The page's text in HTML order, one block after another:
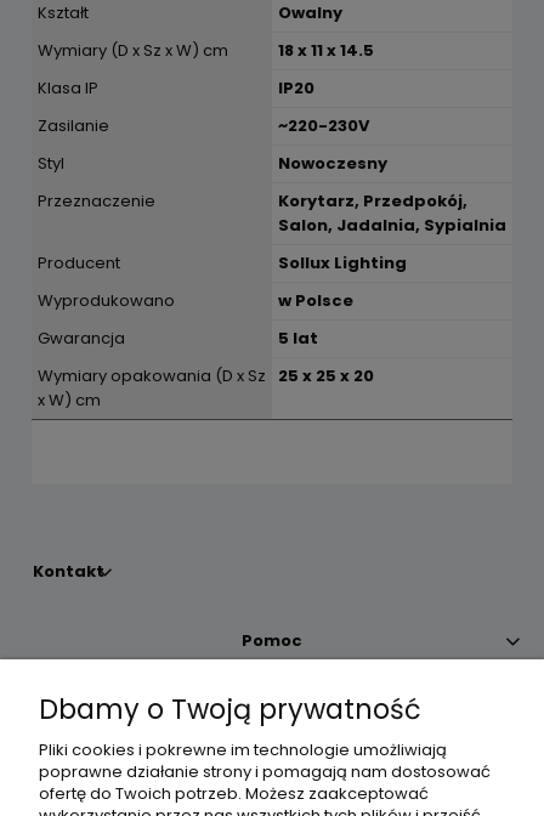
Kształt
Owalny
Wymiary (D x Sz x W) cm
18 x 11 x 14.5
Klasa IP
IP20
Zasilanie
~220-230V
Styl
Nowoczesny
Przeznaczenie
Korytarz, Przedpokój,
Salon, Jadalnia, Sypialnia
Producent
Sollux Lighting
Wyprodukowano
w Polsce
Gwarancja
5 lat
Wymiary opakowania (D x Sz
x W) cm
25 x 25 x 20
Kontakt
Pomoc
Moje konto
Płatności i dostawa
Dbamy o Twoją prywatność
Pliki cookies i pokrewne im technologie umożliwiają
poprawne działanie strony i pomagają nam dostosować
ofertę do Twoich potrzeb. Możesz zaakceptować